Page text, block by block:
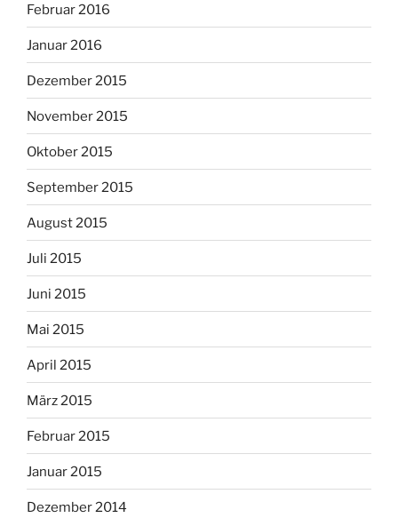
Februar 2016
Januar 2016
Dezember 2015
November 2015
Oktober 2015
September 2015
August 2015
Juli 2015
Juni 2015
Mai 2015
April 2015
März 2015
Februar 2015
Januar 2015
Dezember 2014